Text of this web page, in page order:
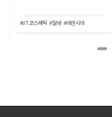
#VT코스메틱 #달바 #아렌시아